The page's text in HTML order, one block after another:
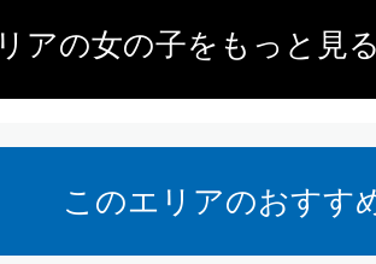
アの女の子をもっと見
このエリアのおすす